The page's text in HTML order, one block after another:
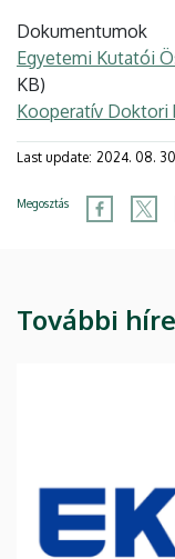
Dokumentumok
Egyetemi Kutatói
KB)
Kooperatív Doktori
Last update: 2024. 08.
Megosztás
További